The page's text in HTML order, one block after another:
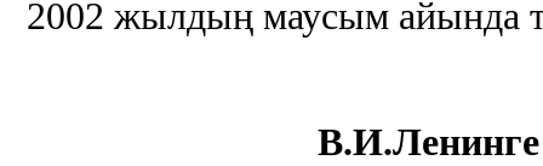
2002 жылдың маусым айында
В.И.Ленинге